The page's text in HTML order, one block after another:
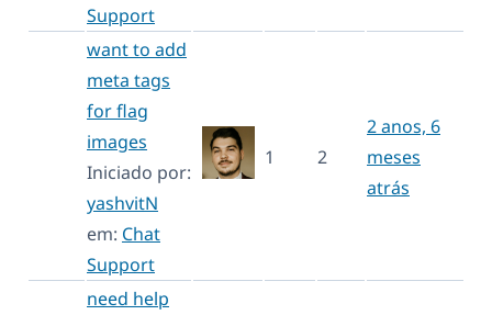
Support
want to add
meta tags
for flag
images
Iniciado por:
yashvitN
em: Chat
Support
1 2
2 anos, 6
meses
atrás
need help